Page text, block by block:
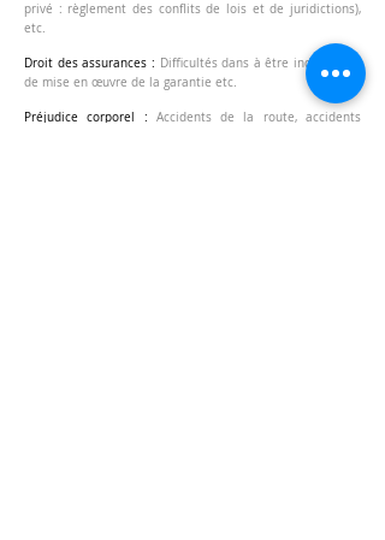
privé : règlement des conflits de lois et de juridictions),
etc.
Droit des assurances : Difficultés dans à être indemniser,
de mise en œuvre de la garantie etc.
Préjudice corporel : Accidents de la route, accidents